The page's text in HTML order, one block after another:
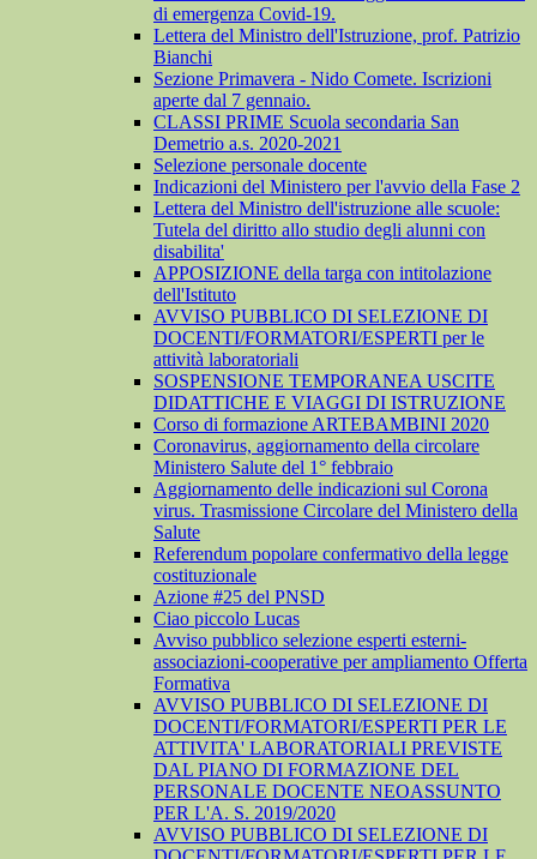
di emergenza Covid-19.
Lettera del Ministro dell'Istruzione, prof. Patrizio
Bianchi
Sezione Primavera - Nido Comete. Iscrizioni
aperte dal 7 gennaio.
CLASSI PRIME Scuola secondaria San
Demetrio a.s. 2020-2021
Selezione personale docente
Indicazioni del Ministero per l'avvio della Fase 2
Lettera del Ministro dell'istruzione alle scuole:
Tutela del diritto allo studio degli alunni con
disabilita'
APPOSIZIONE della targa con intitolazione
dell'Istituto
AVVISO PUBBLICO DI SELEZIONE DI
DOCENTI/FORMATORI/ESPERTI per le
attività laboratoriali
SOSPENSIONE TEMPORANEA USCITE
DIDATTICHE E VIAGGI DI ISTRUZIONE
Corso di formazione ARTEBAMBINI 2020
Coronavirus, aggiornamento della circolare
Ministero Salute del 1° febbraio
Aggiornamento delle indicazioni sul Corona
virus. Trasmissione Circolare del Ministero della
Salute
Referendum popolare confermativo della legge
costituzionale
Azione #25 del PNSD
Ciao piccolo Lucas
Avviso pubblico selezione esperti esterni-
associazioni-cooperative per ampliamento Offerta
Formativa
AVVISO PUBBLICO DI SELEZIONE DI
DOCENTI/FORMATORI/ESPERTI PER LE
ATTIVITA' LABORATORIALI PREVISTE
DAL PIANO DI FORMAZIONE DEL
PERSONALE DOCENTE NEOASSUNTO
PER L'A. S. 2019/2020
AVVISO PUBBLICO DI SELEZIONE DI